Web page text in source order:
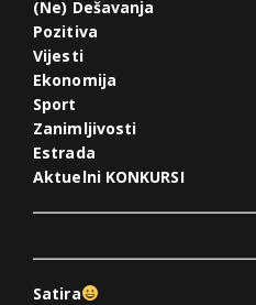
(Ne) Dešavanja
Pozitiva
Vijesti
Ekonomija
Sport
Zanimljivosti
Estrada
Aktuelni KONKURSI
Satira